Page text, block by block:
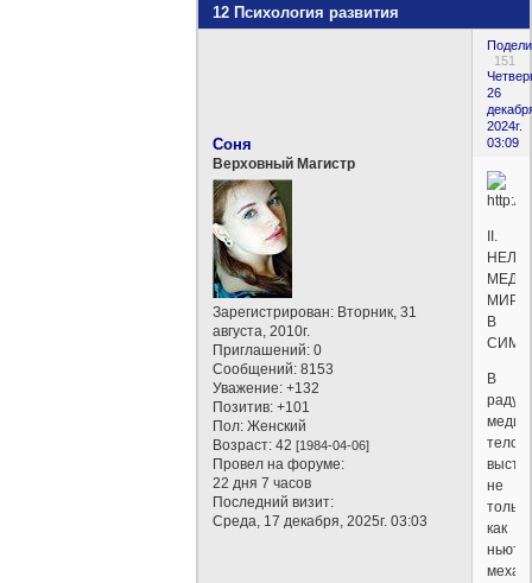
12 Психология развития
151
26
2024г.
03:09
Соня
Верховный Магистр
Зарегистрирован: Вторник, 31
августа, 2010г.
Приглашений: 0
Сообщений: 8153
Уважение: +132
Позитив: +101
Пол: Женский
Возраст: 42[1984-04-06]
Провел на форуме:
22 дня 7 часов
Последний визит:
Среда, 17 декабря, 2025г. 03:03
II.
МИР
В
В
тело
не
только
как